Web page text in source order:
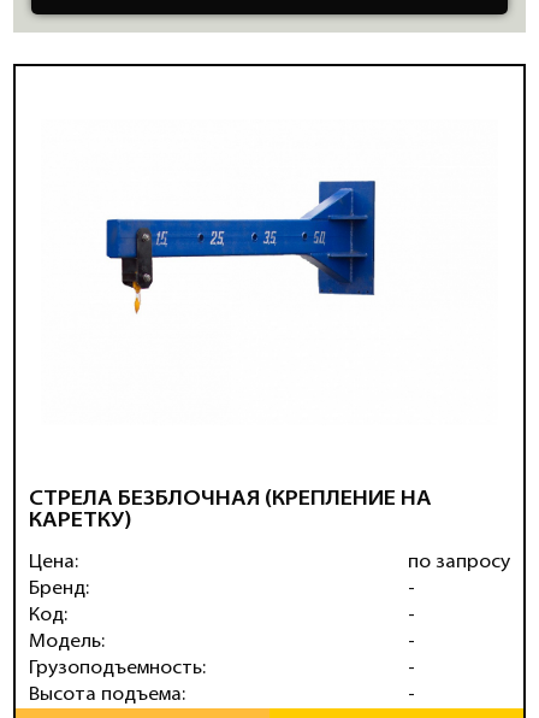
СТРЕЛА БЕЗБЛОЧНАЯ (КРЕПЛЕНИЕ НА
КАРЕТКУ)
Цена:
Бренд:
Код:
Модель:
Грузоподъемность:
Высота подъема:
по запросу
-
-
-
-
-